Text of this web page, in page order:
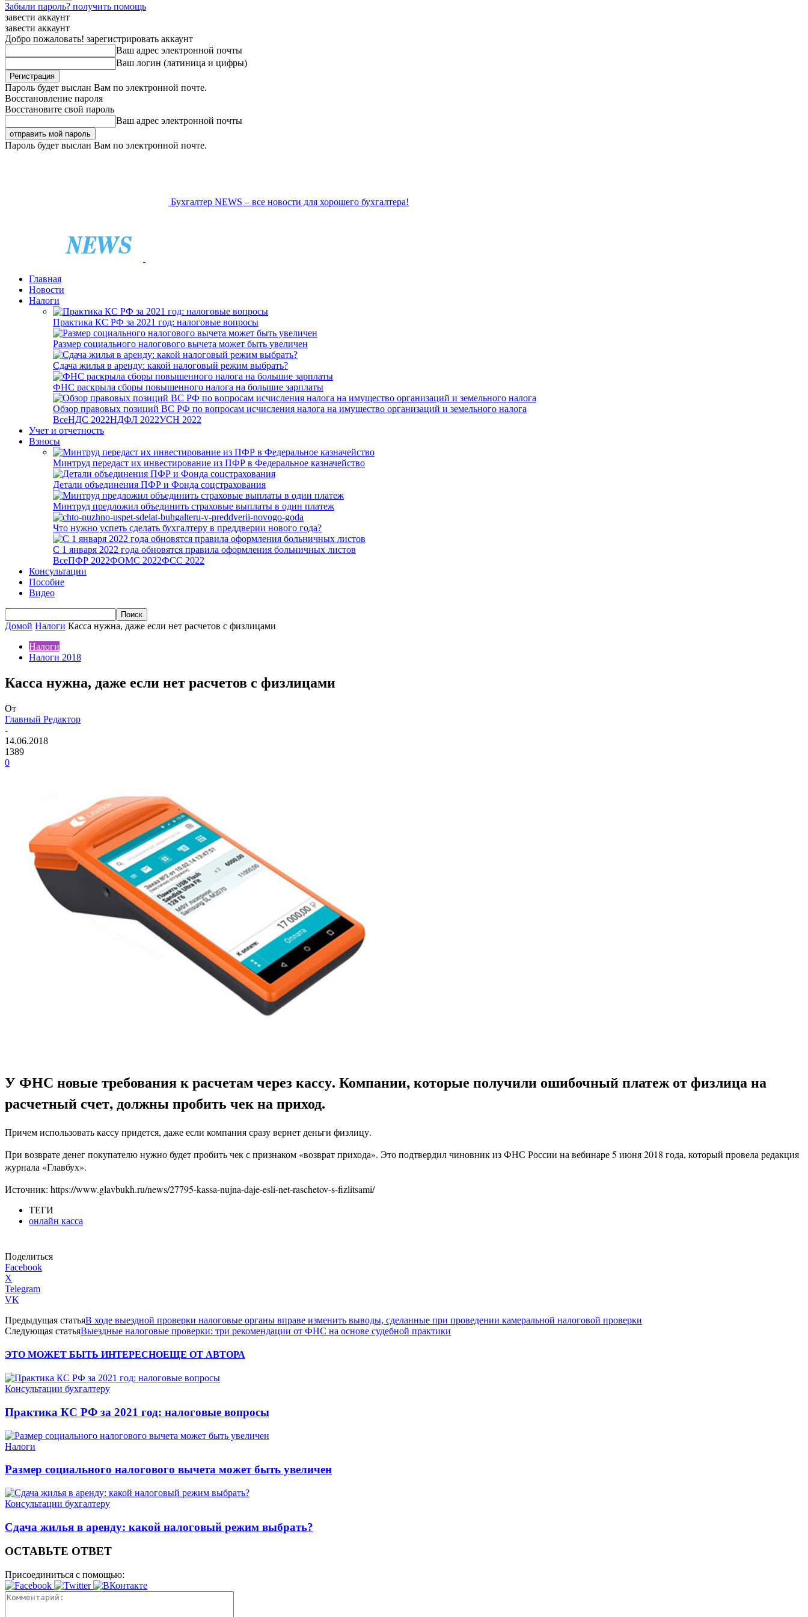
Забыли пароль? получить помощь
завести аккаунт
завести аккаунт
Добро пожаловать! зарегистрировать аккаунт
Ваш адрес электронной почты
Ваш логин (латиница и цифры)
Пароль будет выслан Вам по электронной почте.
Восстановление пароля
Восстановите свой пароль
Ваш адрес электронной почты
Пароль будет выслан Вам по электронной почте.
Бухгалтер NEWS – все новости для хорошего бухгалтера!
Главная
Новости
Налоги
Практика КС РФ за 2021 год: налоговые вопросы
Размер социального налогового вычета может быть увеличен
Сдача жилья в аренду: какой налоговый режим выбрать?
ФНС раскрыла сборы повышенного налога на большие зарплаты
Обзор правовых позиций ВС РФ по вопросам исчисления налога на имущество организаций и земельного налога
ВсеНДС 2022НДФЛ 2022УСН 2022
Учет и отчетность
Взносы
Минтруд передаст их инвестирование из ПФР в Федеральное казначейство
Детали объединения ПФР и Фонда соцстрахования
Минтруд предложил объединить страховые выплаты в один платеж
Что нужно успеть сделать бухгалтеру в преддверии нового года?
С 1 января 2022 года обновятся правила оформления больничных листов
ВсеПФР 2022ФОМС 2022ФСС 2022
Консультации
Пособие
Видео
Домой Налоги Касса нужна, даже если нет расчетов с физлицами
Налоги
Налоги 2018
Касса нужна, даже если нет расчетов с физлицами
От
Главный Редактор
-
14.06.2018
1389
0
У ФНС новые требования к расчетам через кассу. Компании, которые получили ошибочный платеж от физлица на
расчетный счет, должны пробить чек на приход.
Причем использовать кассу придется, даже если компания сразу вернет деньги физлицу.
При возврате денег покупателю нужно будет пробить чек с признаком «возврат прихода». Это подтвердил чиновник из ФНС России на вебинаре 5 июня 2018 года, который провела редакция
журнала «Главбух».
Источник: https://www.glavbukh.ru/news/27795-kassa-nujna-daje-esli-net-raschetov-s-fizlitsami/
ТЕГИ
онлайн касса
Поделиться
Facebook
X
Telegram
VK
Предыдущая статьяВ ходе выездной проверки налоговые органы вправе изменить выводы, сделанные при проведении камеральной налоговой проверки
Следующая статьяВыездные налоговые проверки: три рекомендации от ФНС на основе судебной практики
ЭТО МОЖЕТ БЫТЬ ИНТЕРЕСНОЕЩЕ ОТ АВТОРА
Консультации бухгалтеру
Практика КС РФ за 2021 год: налоговые вопросы
Налоги
Размер социального налогового вычета может быть увеличен
Консультации бухгалтеру
Сдача жилья в аренду: какой налоговый режим выбрать?
ОСТАВЬТЕ ОТВЕТ
Присоединиться с помощью: